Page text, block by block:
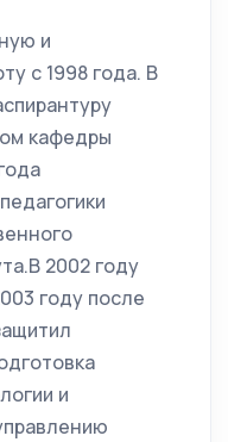
и
с 1998 года. В
кафедры
2002 году
году после
и